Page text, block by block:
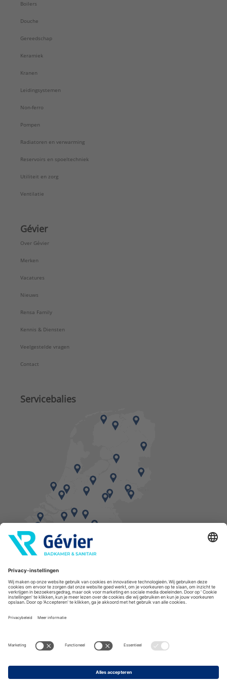
Boilers
Douche
Gereedschap
Keramiek
Kranen
Leidingsystemen
Non-ferro
Pompen
Radiatoren en verwarming
Reservoirs en spoeltechniek
Utiliteit en zorg
Ventilatie
Gévier
Over Gévier
Merken
Vacatures
Nieuws
Rensa Family
Kennis & Diensten
Veelgestelde vragen
Contact
Servicebalies
Vind een balie in de buurt
* Bestellingen geplaatst in het weekend worden, mits voorradig, dinsdag geleverd.
Cookies
Algemene voorwaarden